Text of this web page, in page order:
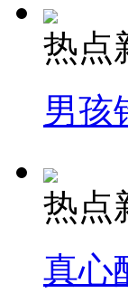
热点
男孩
热点
真心